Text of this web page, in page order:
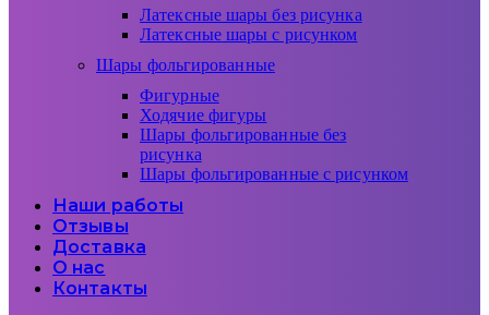
Латексные шары без рисунка
Латексные шары с рисунком
Шары фольгированные
Фигурные
Ходячие фигуры
Шары фольгированные без
рисунка
Шары фольгированные с рисунком
Наши работы
Отзывы
Доставка
О нас
Контакты